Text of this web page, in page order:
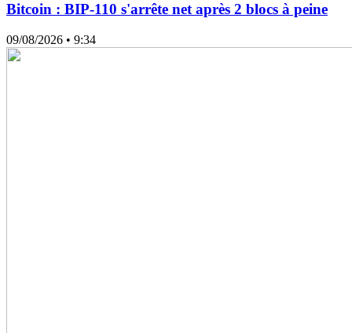
Bitcoin : BIP-110 s'arrête net après 2 blocs à peine
09/08/2026 • 9:34